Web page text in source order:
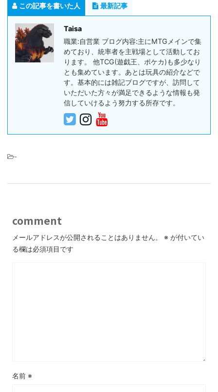
この記事を書いた人 最新記事
Taisa
職業:自営業 ブログ内容:主にMTGメインで集
めており、統率者を主戦場として活動してお
ります。 他TCG(遊戯王、ポケカ)も多少なり
とも集めています。あとは玩具の紹介などで
す。基本的には雑記ブログですが、訪問して
いただいた方々が満足できるような情報も発
信していけるよう努力する所存です。
-
comment
メールアドレスが公開されることはありません。 ※ が付いてい
る欄は必須項目です
名前 ※